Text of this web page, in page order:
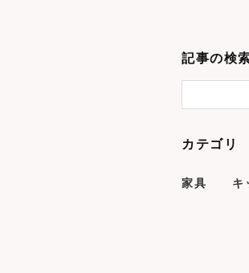
記事の検
カテゴリ
家具 キ